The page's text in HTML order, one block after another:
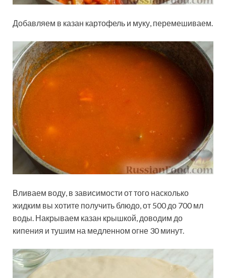
Добавляем в казан картофель и муку, перемешиваем.
Вливаем воду, в зависимости от того насколько
жидким вы хотите получить блюдо, от 500 до 700 мл
воды. Накрываем казан крышкой, доводим до
кипения и тушим на медленном огне 30 минут.